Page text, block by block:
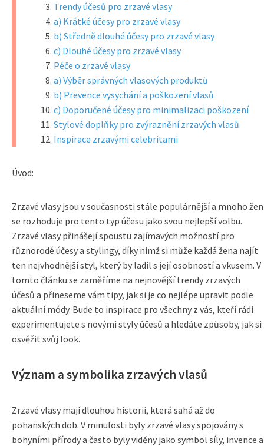
Trendy účesů pro zrzavé vlasy
a) Krátké účesy pro zrzavé vlasy
b) Středně dlouhé účesy pro zrzavé vlasy
c) Dlouhé účesy pro zrzavé vlasy
Péče o zrzavé vlasy
a) Výběr správných vlasových produktů
b) Prevence vysychání a poškození vlasů
c) Doporučené účesy pro minimalizaci poškození
Stylové doplňky pro zvýraznění zrzavých vlasů
Inspirace zrzavými celebritami
Úvod:
Zrzavé vlasy jsou v současnosti stále populárnější a mnoho žen
se rozhoduje pro tento typ účesu jako svou nejlepší volbu.
Zrzavé vlasy přinášejí spoustu zajímavých možností pro
různorodé účesy a stylingy, díky nimž si může každá žena najít
ten nejvhodnější styl, který by ladil s její osobností a vkusem. V
tomto článku se zaměříme na nejnovější trendy zrzavých
účesů a přineseme vám tipy, jak si je co nejlépe upravit podle
aktuální módy. Bude to inspirace pro všechny z vás, kteří rádi
experimentujete s novými styly účesů a hledáte způsoby, jak si
osvěžit svůj look.
Význam a symbolika zrzavých vlasů
Zrzavé vlasy mají dlouhou historii, která sahá až do
pohanských dob. V minulosti byly zrzavé vlasy spojovány s
bohyními přírody a často byly viděny jako symbol síly, invence a